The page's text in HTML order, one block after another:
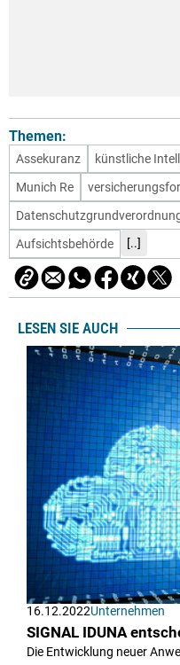
Themen:
Assekuranz künstliche
Munich Re
Aufsichtsbehörde
[..]
LESEN SIE AUCH
16.12.2022Unternehmen
SIGNAL IDUNA
Die Entwicklung neuer